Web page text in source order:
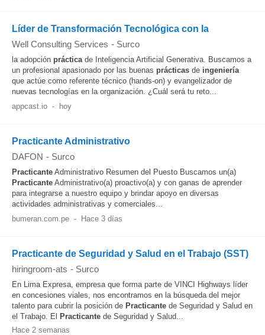
Líder de Transformación Tecnológica con Ia
Well Consulting Services - Surco
la adopción prácticade Inteligencia Artificial Generativa. Buscamos a
un profesional apasionado por las buenas prácticas de ingeniería
que actúe como referente técnico (hands-on) y evangelizador de
nuevas tecnologías en la organización. ¿Cuál será tu reto...
appcast.io - hoy
Practicante Administrativo
DAFON - Surco
Practicante Administrativo Resumen del Puesto Buscamos un(a)
Practicante Administrativo(a) proactivo(a) y con ganas de aprender
para integrarse a nuestro equipo y brindar apoyo en diversas
actividades administrativas y comerciales...
bumeran.com.pe - Hace 3 días
Practicante de Seguridad y Salud en el Trabajo (SST)
hiringroom-ats - Surco
En Lima Expresa, empresa que forma parte de VINCI Highways líder
en concesiones viales, nos encontramos en la búsqueda del mejor
talento para cubrir la posición de Practicante de Seguridad y Salud en
el Trabajo. El
Practicante de Seguridad y Salud...
Hace 2 semanas